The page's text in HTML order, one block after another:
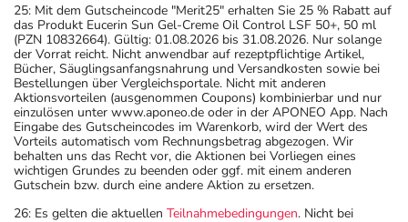
25: Mit dem Gutscheincode "Merit25" erhalten Sie 25 % Rabatt auf
das Produkt Eucerin Sun Gel-Creme Oil Control LSF 50+, 50 ml
(PZN 10832664). Gültig: 01.08.2026 bis 31.08.2026. Nur solange
der Vorrat reicht. Nicht anwendbar auf rezeptpflichtige Artikel,
Bücher, Säuglingsanfangsnahrung und Versandkosten sowie bei
Bestellungen über Vergleichsportale. Nicht mit anderen
Aktionsvorteilen (ausgenommen Coupons) kombinierbar und nur
einzulösen unter www.aponeo.de oder in der APONEO App. Nach
Eingabe des Gutscheincodes im Warenkorb, wird der Wert des
Vorteils automatisch vom Rechnungsbetrag abgezogen. Wir
behalten uns das Recht vor, die Aktionen bei Vorliegen eines
wichtigen Grundes zu beenden oder ggf. mit einem anderen
Gutschein bzw. durch eine andere Aktion zu ersetzen.
26: Es gelten die aktuellen Teilnahmebedingungen. Nicht bei